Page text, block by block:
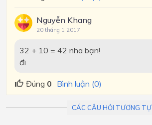
Nguyễn Khang
20 tháng 1 2017
32 + 10 = 42 nha bạn!
đi
Đúng 0 Bình luận (0)
CÁC CÂU HỎI TƯƠNG TỰ